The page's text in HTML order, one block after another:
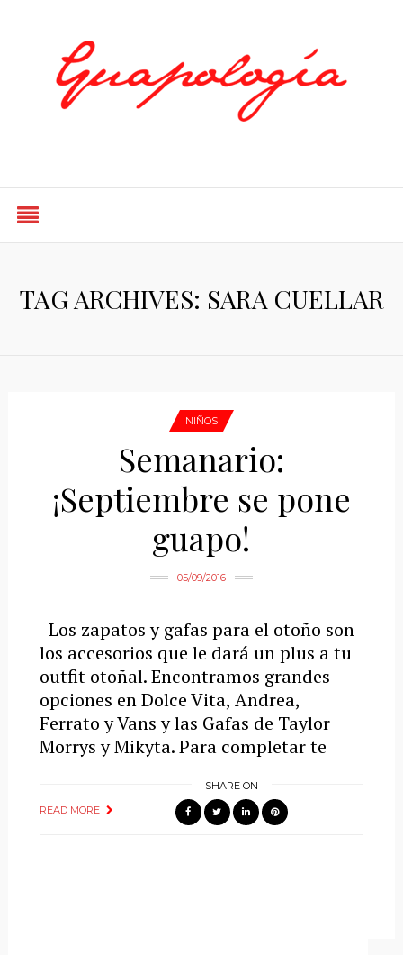
TAG ARCHIVES: SARA CUELLAR
NIÑOS
Semanario:
¡Septiembre se pone
guapo!
05/09/2016
Los zapatos y gafas para el otoño son
los accesorios que le dará un plus a tu
outfit otoñal. Encontramos grandes
opciones en Dolce Vita, Andrea,
Ferrato y Vans y las Gafas de Taylor
Morrys y Mikyta. Para completar te
READ MORE
SHARE ON